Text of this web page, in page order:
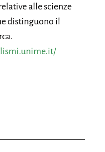
alle scienze
distinguono il